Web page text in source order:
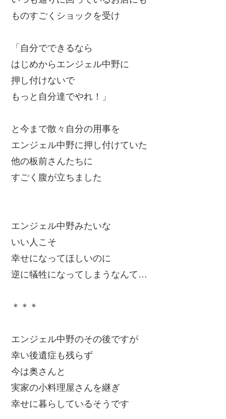
ものすごくショックを受け
「自分でできるなら
はじめからエンジェル中野に
押し付けないで
もっと自分達でやれ！」
と今まで散々自分の用事を
エンジェル中野に押し付けていた
他の板前さんたちに
すごく腹が立ちました
エンジェル中野みたいな
いい人こそ
幸せになってほしいのに
逆に犠牲になってしまうなんて…
＊＊＊
エンジェル中野のその後ですが
幸い後遺症も残らず
今は奥さんと
実家の小料理屋さんを継ぎ
幸せに暮らしているそうです